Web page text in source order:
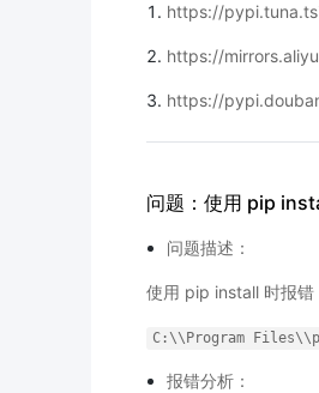
https://
https://
https://
问题：使用 pip
问题描述：
使用 pip install 时报错
C:\\Program
报错分析：